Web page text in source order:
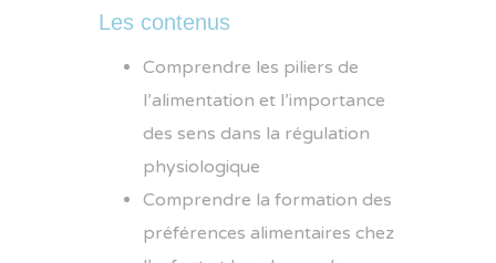
Les contenus
Comprendre les piliers de
l’alimentation et l’importance
des sens dans la régulation
physiologique
Comprendre la formation des
préférences alimentaires chez